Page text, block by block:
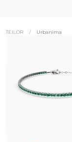
TEILOR / Urbanima